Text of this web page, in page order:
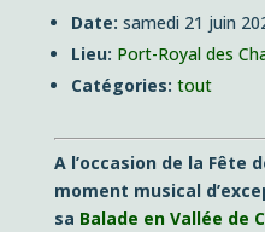
Date: samedi 21 juin
Lieu: Port-Royal des
Catégories: tout
A l’occasion de la Fête
moment musical
sa Balade en Vallée de